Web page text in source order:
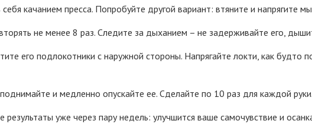
качанием пресса. Попробуйте другой вариант: втяните и напрягите
не менее 8 раз. Следите за дыханием – не задерживайте его,
его подлокотники с наружной стороны. Напрягайте локти, как будто
и медленно опускайте ее. Сделайте по 10 раз для каждой руки.
уже через пару недель: улучшится ваше самочувствие и